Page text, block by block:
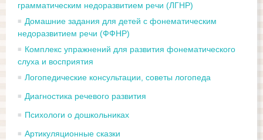
грамматическим недоразвитием речи (ЛГНР)
Домашние задания для детей с фонематическим
недоразвитием речи (ФФНР)
Комплекс упражнений для развития фонематического
слуха и восприятия
Логопедические консультации, советы логопеда
Диагностика речевого развития
Психологи о дошкольниках
Артикуляционные сказки